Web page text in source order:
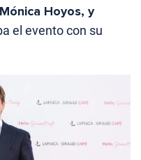
Mónica Hoyos, y
el evento con su